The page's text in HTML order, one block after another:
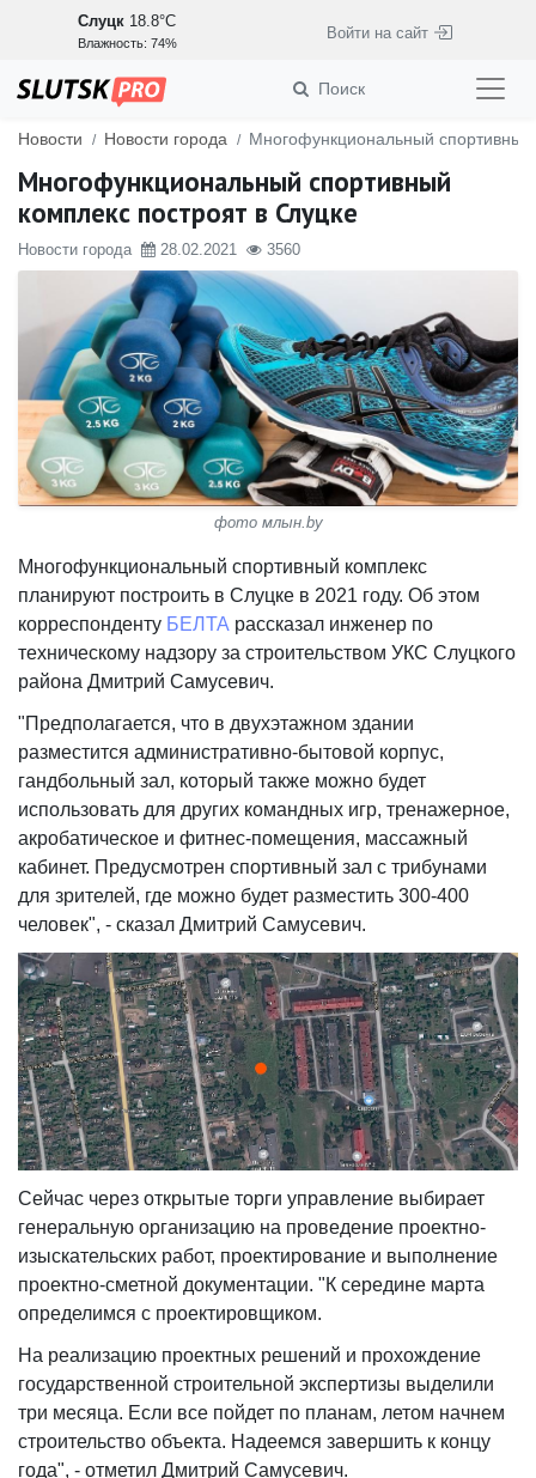
Слуцк 18.8°C
Влажность: 74%
Войти на сайт
Поиск
Новости Новости города Многофункциональный спортивный
Многофункциональный спортивный
комплекс построят в Слуцке
Новости города 28.02.2021 3560
фото млын.by
Многофункциональный спортивный комплекс
планируют построить в Слуцке в 2021 году. Об этом
корреспонденту БЕЛТА рассказал инженер по
техническому надзору за строительством УКС Слуцкого
района Дмитрий Самусевич.
"Предполагается, что в двухэтажном здании
разместится административно-бытовой корпус,
гандбольный зал, который также можно будет
использовать для других командных игр, тренажерное,
акробатическое и фитнес-помещения, массажный
кабинет. Предусмотрен спортивный зал с трибунами
для зрителей, где можно будет разместить 300-400
человек", - сказал Дмитрий Самусевич.
Сейчас через открытые торги управление выбирает
генеральную организацию на проведение проектно-
изыскательских работ, проектирование и выполнение
проектно-сметной документации. "К середине марта
определимся с проектировщиком.
На реализацию проектных решений и прохождение
государственной строительной экспертизы выделили
три месяца. Если все пойдет по планам, летом начнем
строительство объекта. Надеемся завершить к концу
года", - отметил Дмитрий Самусевич.